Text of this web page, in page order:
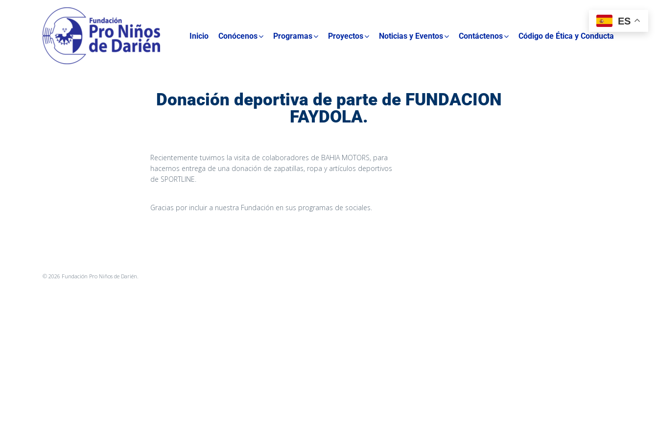
Inicio Conócenos Programas Proyectos Noticias y Eventos Contáctenos Código de Ética y Conducta
Donación deportiva de parte de FUNDACION
FAYDOLA.
Recientemente tuvimos la visita de colaboradores de BAHIA MOTORS, para
hacernos entrega de una donación de zapatillas, ropa y artículos deportivos
de SPORTLINE.
Gracias por incluir a nuestra Fundación en sus programas de sociales.
© 2026 Fundación Pro Niños de Darién.
ES